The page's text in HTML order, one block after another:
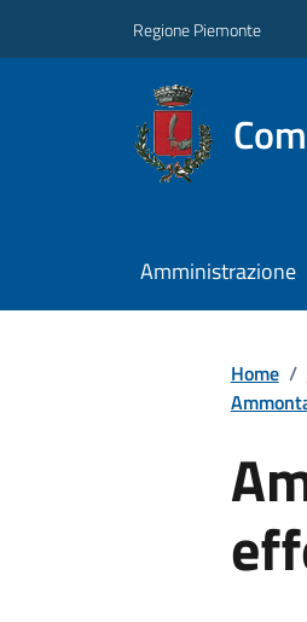
Regione Piemonte
Amministrazione
Home /